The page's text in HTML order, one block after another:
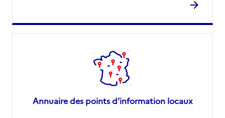
Annuaire des points d’information locaux